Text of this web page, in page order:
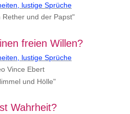
lustige Sprüche
Rether und der Papst"
freien Willen?
lustige Sprüche
Vince Ebert
und Hölle"
Wahrheit?